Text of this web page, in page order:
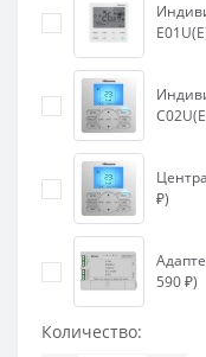
₽)
590 ₽)
Количество: